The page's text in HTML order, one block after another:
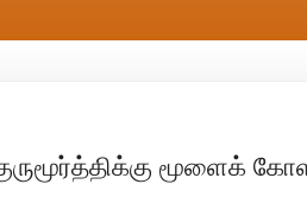
மூளைக்